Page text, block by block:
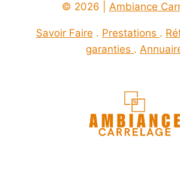
© 2026 | Ambiance
Savoir Faire . Prestations .
garanties .